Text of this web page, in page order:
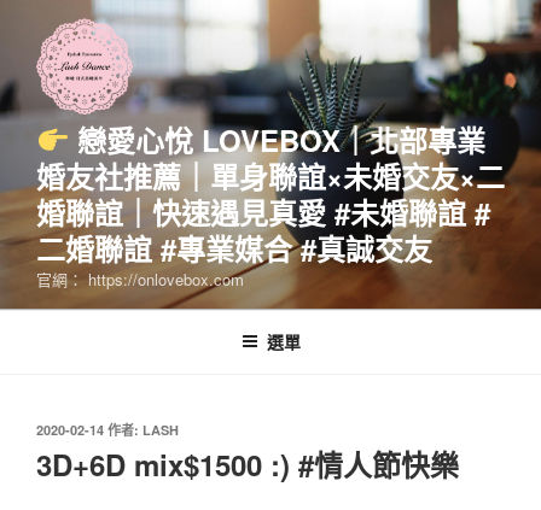
要
戀愛心悅 LOVEBOX｜北部專業
婚友社推薦｜單身聯誼×未婚交友×二
婚聯誼｜快速遇見真愛 #未婚聯誼 #
二婚聯誼 #專業媒合 #真誠交友
官網： https://onlovebox.com
選單
發
於
2020-02-14 作者: LASH
3D+6D mix$1500 :) #情人節快樂